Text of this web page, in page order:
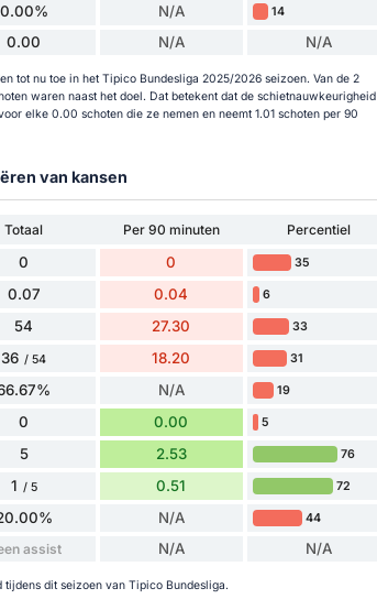
0.00% N/A 14
0.00 N/A N/A
tot nu toe in het Tipico Bundesliga 2025/2026 seizoen. Van de 2
waren naast het doel. Dat betekent dat de schietnauwkeurigheid
elke 0.00 schoten die ze nemen en neemt 1.01 schoten per 90
van kansen
Totaal Per 90 minuten
Percentiel
0 0 35
0.07 0.04 6
54 27.30 33
36 / 54 18.20 31
N/A 19
0 0.00 5
5 2.53 76
1 / 5 0.51 72
N/A 44
assist N/A N/A
dit seizoen van Tipico Bundesliga.